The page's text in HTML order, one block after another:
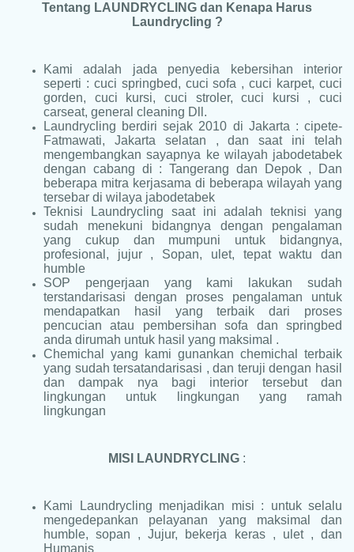
Tentang LAUNDRYCLING dan Kenapa Harus
Laundrycling ?
Kami adalah jada penyedia kebersihan interior
seperti : cuci springbed, cuci sofa , cuci karpet, cuci
gorden, cuci kursi, cuci stroler, cuci kursi , cuci
carseat, general cleaning Dll.
Laundrycling berdiri sejak 2010 di Jakarta : cipete-
Fatmawati, Jakarta selatan , dan saat ini telah
mengembangkan sayapnya ke wilayah jabodetabek
dengan cabang di : Tangerang dan Depok , Dan
beberapa mitra kerjasama di beberapa wilayah yang
tersebar di wilaya jabodetabek
Teknisi Laundrycling saat ini adalah teknisi yang
sudah menekuni bidangnya dengan pengalaman
yang cukup dan mumpuni untuk bidangnya,
profesional, jujur , Sopan, ulet, tepat waktu dan
humble
SOP pengerjaan yang kami lakukan sudah
terstandarisasi dengan proses pengalaman untuk
mendapatkan hasil yang terbaik dari proses
pencucian atau pembersihan sofa dan springbed
anda dirumah untuk hasil yang maksimal .
Chemichal yang kami gunankan chemichal terbaik
yang sudah tersatandarisasi , dan teruji dengan hasil
dan dampak nya bagi interior tersebut dan
lingkungan untuk lingkungan yang ramah
lingkungan
MISI LAUNDRYCLING :
Kami Laundrycling menjadikan misi : untuk selalu
mengedepankan pelayanan yang maksimal dan
humble, sopan , Jujur, bekerja keras , ulet , dan
Humanis